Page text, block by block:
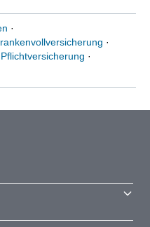
·
·
Pflichtversicherung ·